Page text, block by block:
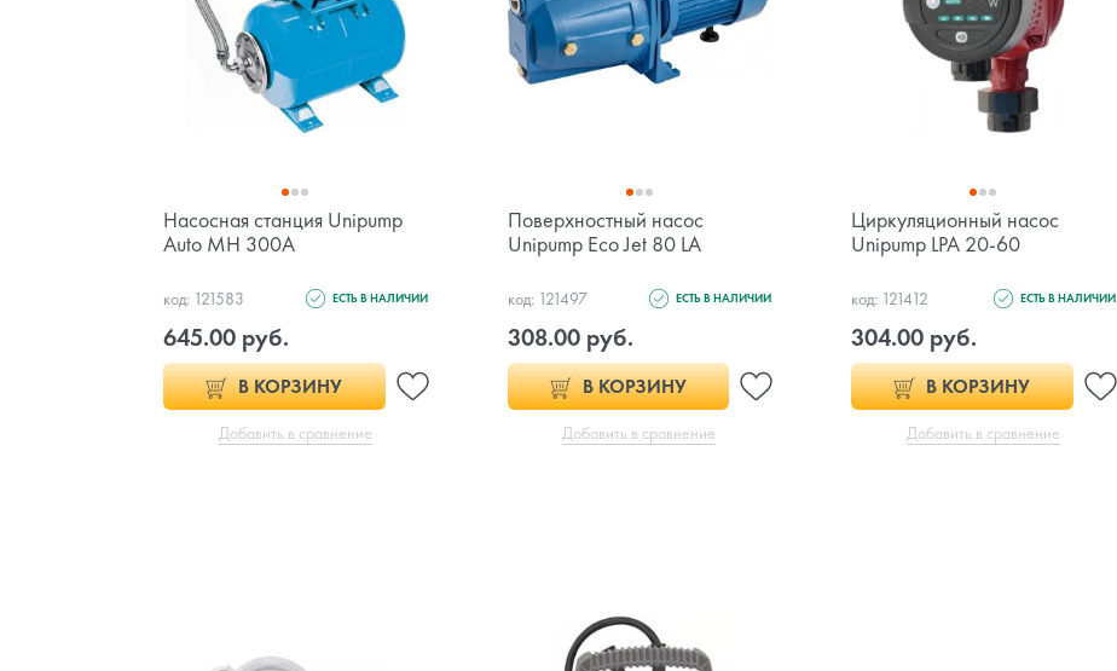
Насосная станция Unipump
Auto MH 300A
код: 121583 ЕСТЬ В НАЛИЧИИ
645.00 руб.
В КОРЗИНУ
Добавить в сравнение
Поверхностный насос
Unipump Eco Jet 80 LA
код: 121497 ЕСТЬ В НАЛИЧИИ
308.00 руб.
В КОРЗИНУ
Добавить в сравнение
Циркуляционный насос
Unipump LPA 20-60
код: 121412 ЕСТЬ В НАЛИЧИИ
304.00 руб.
В КОРЗИНУ
Добавить в сравнение